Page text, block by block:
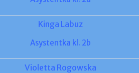
Kinga Labuz
Asystentka kl. 2b
Violetta Rogowska